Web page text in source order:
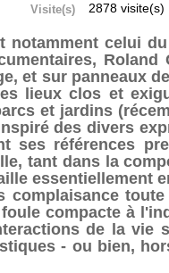
Visite(s) 2878 visite(s)
notamment celui
et sur panneaux
lieux clos et
et jardins
des divers
ses références
tant dans la
essentiellement
complaisance
compacte à
de la vie
- ou bien,